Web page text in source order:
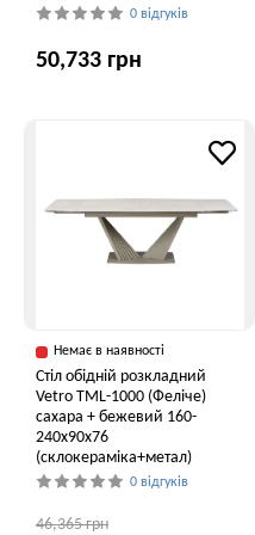
0 відгуків
50,733 грн
Немає в наявності
Стіл обідній розкладний
Vetro ТМL-1000 (Феліче)
сахара + бежевий 160-
240x90x76
(склокераміка+метал)
0 відгуків
46,365 грн